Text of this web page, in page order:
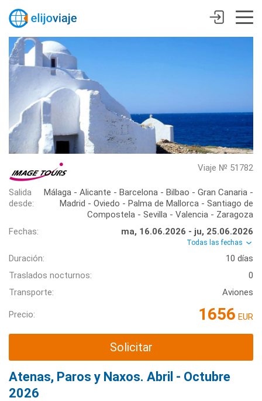
Viaje № 51782
Salida
desde:
Málaga - Alicante - Barcelona - Bilbao - Gran Canaria -
Madrid - Oviedo - Palma de Mallorca - Santiago de
Compostela - Sevilla - Valencia - Zaragoza
Fechas:
ma, 16.06.2026 - ju, 25.06.2026
Todas las fechas
Duración:
10 días
Traslados nocturnos:
0
Transporte:
Aviones
Precio: 1656 EUR
Solicitar
Atenas, Paros y Naxos. Abril - Octubre
2026